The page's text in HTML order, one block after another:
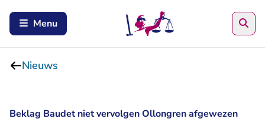
Menu
Nieuws
Beklag Baudet niet vervolgen Ollongren afgewezen